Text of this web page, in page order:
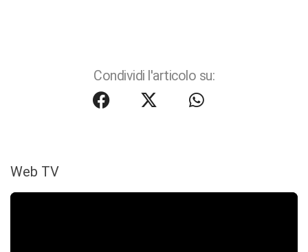
Condividi l'articolo su:
Web TV